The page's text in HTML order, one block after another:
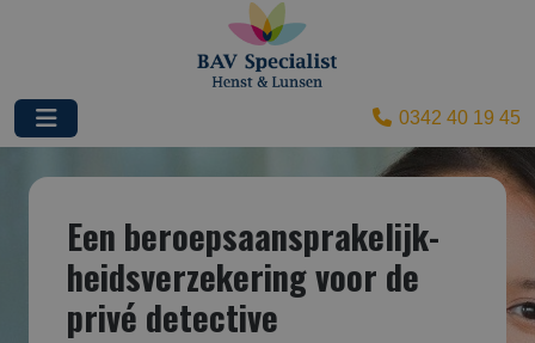
0342 40 19 45
Een beroepsaansprakelijk­
heids­verzekering voor de
privé detective